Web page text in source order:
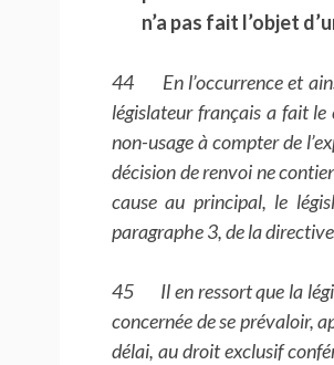
n’a pas fait l’objet
44 En l’occurrence et
législateur français a fait le
non-usage à compter de
décision de renvoi ne
cause au principal, le
paragraphe 3, de la
45 Il en ressort que la
concernée de se prévaloir,
délai, au droit exclusif